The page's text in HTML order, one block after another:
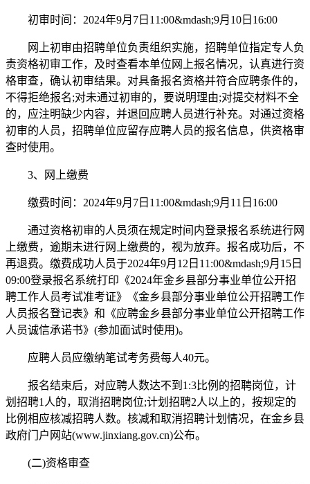
初审时间：2024年9月7日11:00&mdash;9月10日16:00
网上初审由招聘单位负责组织实施，招聘单位指定专人负
责资格初审工作，及时查看本单位网上报名情况，认真进行资
格审查，确认初审结果。对具备报名资格并符合应聘条件的，
不得拒绝报名;对未通过初审的，要说明理由;对提交材料不全
的，应注明缺少内容，并退回应聘人员进行补充。对通过资格
初审的人员，招聘单位应留存应聘人员的报名信息，供资格审
查时使用。
3、网上缴费
缴费时间：2024年9月7日11:00&mdash;9月11日16:00
通过资格初审的人员须在规定时间内登录报名系统进行网
上缴费，逾期未进行网上缴费的，视为放弃。报名成功后，不
再退费。缴费成功人员于2024年9月12日11:00&mdash;9月15日
09:00登录报名系统打印《2024年金乡县部分事业单位公开招
聘工作人员考试准考证》《金乡县部分事业单位公开招聘工作
人员报名登记表》和《应聘金乡县部分事业单位公开招聘工作
人员诚信承诺书》(参加面试时使用)。
应聘人员应缴纳笔试考务费每人40元。
报名结束后，对应聘人数达不到1:3比例的招聘岗位，计
划招聘1人的，取消招聘岗位;计划招聘2人以上的，按规定的
比例相应核减招聘人数。核减和取消招聘计划情况，在金乡县
政府门户网站(www.jinxiang.gov.cn)公布。
(二)资格审查